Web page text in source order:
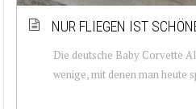
NUR FLIEGEN IST
Die deutsche Baby Corvette
wenige, mit denen man heute